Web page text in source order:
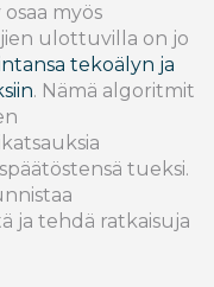
myös
ulottuvilla on jo
tekoälyn ja
. Nämä algoritmit
tueksi.
ja tehdä ratkaisuja